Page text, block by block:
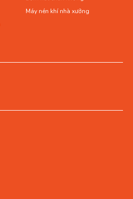
Máy nén khí nhà xưởng